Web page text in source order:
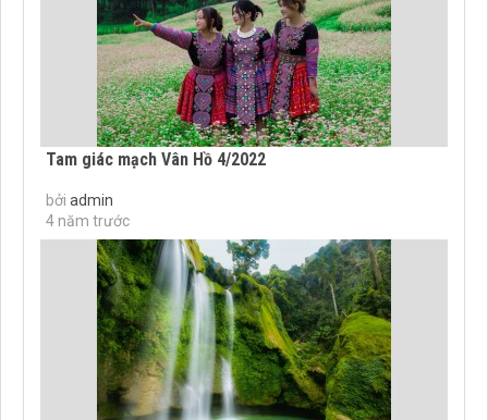
Tam giác mạch Vân Hồ 4/2022
bởi admin
4 năm trước